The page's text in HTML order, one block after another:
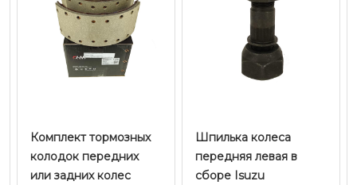
Комплект тормозных
колодок передних
или задних колес
Шпилька колеса
передняя левая в
сборе Isuzu